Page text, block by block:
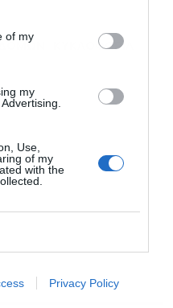
of my
my
Use,
of my
with the
Privacy Policy
ΚΥΚΛΟΦΟΡΙΑ